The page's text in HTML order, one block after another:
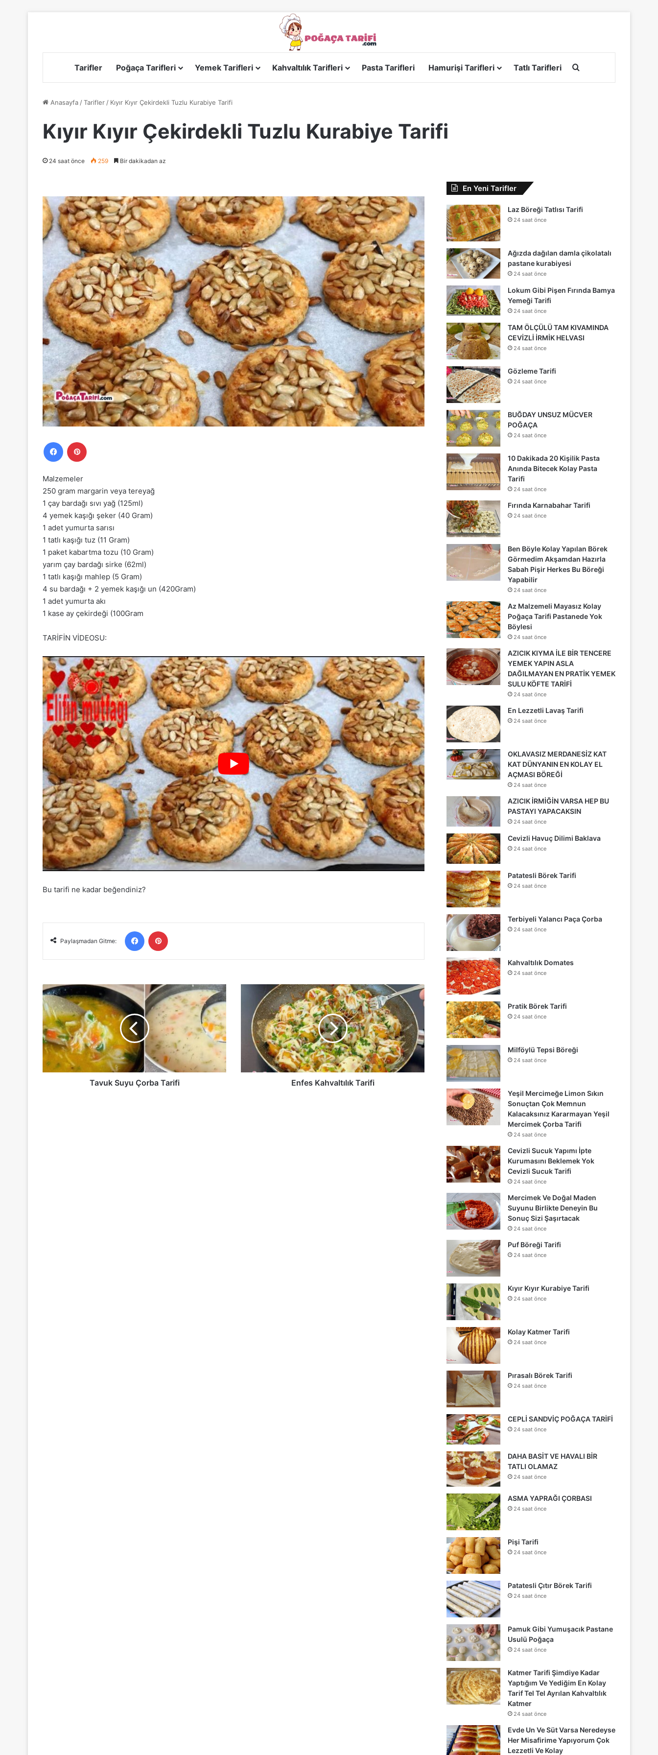
Tarifler Poğaça Tarifleri Yemek Tarifleri Kahvaltılık Tarifleri Pasta Tarifleri Hamurişi Tarifleri Tatlı Tarifleri
Anasayfa /Tarifler / Kıyır Kıyır Çekirdekli Tuzlu Kurabiye Tarifi
Kıyır Kıyır Çekirdekli Tuzlu Kurabiye Tarifi
24 saat önce 259 Bir dakikadan az
Facebook
Malzemeler
250 gram margarin veya tereyağ
1 çay bardağı sıvı yağ (125ml)
4 yemek kaşığı şeker (40 Gram)
1 adet yumurta sarısı
1 tatlı kaşığı tuz (11 Gram)
1 paket kabartma tozu (10 Gram)
yarım çay bardağı sirke (62ml)
1 tatlı kaşığı mahlep (5 Gram)
4 su bardağı + 2 yemek kaşığı un (420Gram)
1 adet yumurta akı
1 kase ay çekirdeği (100Gram
TARİFİN VİDEOSU:
Bu tarifi ne kadar beğendiniz?
Paylaşmadan Gitme:
Facebook
Tavuk
Suyu
Çorba
Tarifi
Tavuk Suyu Çorba Tarifi
Kahvaltılık
Tarifi
Enfes Kahvaltılık Tarifi
En Yeni Tarifler
Laz Böreği Tatlısı Tarifi
24 saat önce
Ağızda dağılan damla çikolatalı
pastane kurabiyesi
24 saat önce
Lokum Gibi Pişen Fırında Bamya
Yemeği Tarifi
24 saat önce
TAM ÖLÇÜLÜ TAM KIVAMINDA
CEVİZLİ İRMİK HELVASI
24 saat önce
Gözleme Tarifi
24 saat önce
BUĞDAY UNSUZ MÜCVER
POĞAÇA
24 saat önce
10 Dakikada 20 Kişilik Pasta
Anında Bitecek Kolay Pasta
Tarifi
24 saat önce
Fırında Karnabahar Tarifi
24 saat önce
Ben Böyle Kolay Yapılan Börek
Görmedim Akşamdan Hazırla
Sabah Pişir Herkes Bu Böreği
Yapabilir
24 saat önce
Az Malzemeli Mayasız Kolay
Poğaça Tarifi Pastanede Yok
Böylesi
24 saat önce
AZICIK KIYMA İLE BİR TENCERE
YEMEK YAPIN ASLA
DAĞILMAYAN EN PRATİK YEMEK
SULU KÖFTE TARİFİ
24 saat önce
En Lezzetli Lavaş Tarifi
24 saat önce
OKLAVASIZ MERDANESİZ KAT
KAT DÜNYANIN EN KOLAY EL
AÇMASI BÖREĞİ
24 saat önce
AZICIK İRMİĞİN VARSA HEP BU
PASTAYI YAPACAKSIN
24 saat önce
Cevizli Havuç Dilimi Baklava
24 saat önce
Patatesli Börek Tarifi
24 saat önce
Terbiyeli Yalancı Paça Çorba
24 saat önce
Kahvaltılık Domates
24 saat önce
Pratik Börek Tarifi
24 saat önce
Milföylü Tepsi Böreği
24 saat önce
Yeşil Mercimeğe Limon Sıkın
Sonuçtan Çok Memnun
Kalacaksınız Kararmayan Yeşil
Mercimek Çorba Tarifi
24 saat önce
Cevizli Sucuk Yapımı İpte
Kurumasını Beklemek Yok
Cevizli Sucuk Tarifi
24 saat önce
Mercimek Ve Doğal Maden
Suyunu Birlikte Deneyin Bu
Sonuç Sizi Şaşırtacak
24 saat önce
Puf Böreği Tarifi
24 saat önce
Kıyır Kıyır Kurabiye Tarifi
24 saat önce
Kolay Katmer Tarifi
24 saat önce
Pırasalı Börek Tarifi
24 saat önce
CEPLİ SANDVİÇ POĞAÇA TARİFİ
24 saat önce
DAHA BASİT VE HAVALI BİR
TATLI OLAMAZ
24 saat önce
ASMA YAPRAĞI ÇORBASI
24 saat önce
Pişi Tarifi
24 saat önce
Patatesli Çıtır Börek Tarifi
24 saat önce
Pamuk Gibi Yumuşacık Pastane
Usulü Poğaça
24 saat önce
Katmer Tarifi Şimdiye Kadar
Yaptığım Ve Yediğim En Kolay
Tarif Tel Tel Ayrılan Kahvaltılık
Katmer
24 saat önce
Evde Un Ve Süt Varsa Neredeyse
Her Misafirime Yapıyorum Çok
Lezzetli Ve Kolay